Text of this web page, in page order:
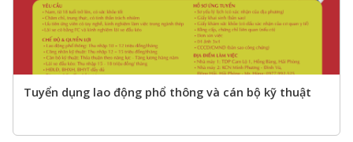
Tuyển dụng lao động phổ thông và cán bộ kỹ thuật